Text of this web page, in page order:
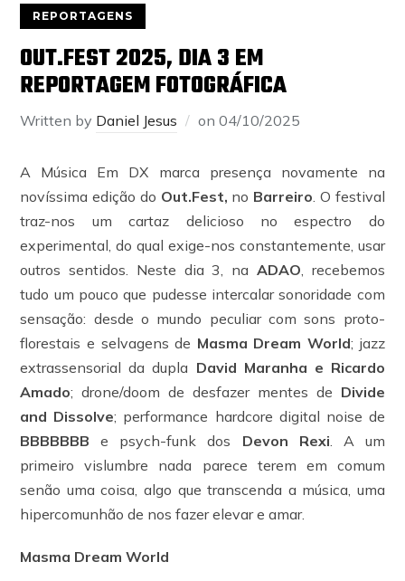
REPORTAGENS
OUT.FEST 2025, DIA 3 EM
REPORTAGEM FOTOGRÁFICA
Written by Daniel Jesus on04/10/2025
A Música Em DX marca presença novamente na
novíssima edição do Out.Fest, no Barreiro. O festival
traz-nos um cartaz delicioso no espectro do
experimental, do qual exige-nos constantemente, usar
outros sentidos. Neste dia 3, na ADAO, recebemos
tudo um pouco que pudesse intercalar sonoridade com
sensação: desde o mundo peculiar com sons proto-
florestais e selvagens de Masma Dream World; jazz
extrassensorial da dupla David Maranha e Ricardo
Amado; drone/doom de desfazer mentes de Divide
and Dissolve; performance hardcore digital noise de
BBBBBBB e psych-funk dos Devon Rexi. A um
primeiro vislumbre nada parece terem em comum
senão uma coisa, algo que transcenda a música, uma
hipercomunhão de nos fazer elevar e amar.
Masma Dream World